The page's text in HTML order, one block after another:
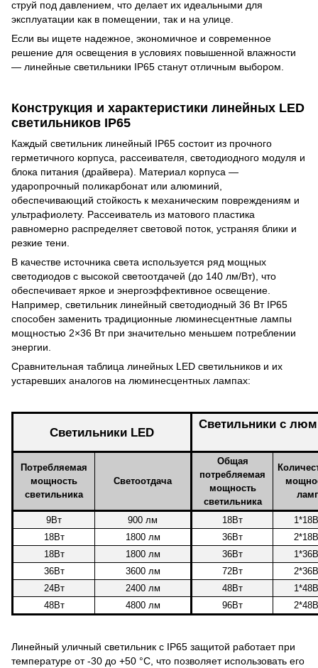
струй под давлением, что делает их идеальными для
эксплуатации как в помещении, так и на улице.
Если вы ищете надежное, экономичное и современное
решение для освещения в условиях повышенной влажности
— линейные светильники IP65 станут отличным выбором.
Конструкция и характеристики линейных LED
светильников IP65
Каждый светильник линейный IP65 состоит из прочного
герметичного корпуса, рассеивателя, светодиодного модуля и
блока питания (драйвера). Материал корпуса —
ударопрочный поликарбонат или алюминий,
обеспечивающий стойкость к механическим повреждениям и
ультрафиолету. Рассеиватель из матового пластика
равномерно распределяет световой поток, устраняя блики и
резкие тени.
В качестве источника света используется ряд мощных
светодиодов с высокой светоотдачей (до 140 лм/Вт), что
обеспечивает яркое и энергоэффективное освещение.
Например, светильник линейный светодиодный 36 Вт IP65
способен заменить традиционные люминесцентные лампы
мощностью 2×36 Вт при значительно меньшем потреблении
энергии.
Сравнительная таблица линейных LED светильников и их
устаревших аналогов на люминесцентных лампах:
Светильники LED
Светильники с
Потребляемая
мощность
светильника
Светоотдача
Общая
потребляемая
мощность
светильника
9Вт 900 лм 18Вт
18Вт
1800 лм 36Вт
18Вт
1800 лм 36Вт
36Вт
3600 лм 72Вт
24Вт
2400 лм 48Вт
48Вт
4800 лм 96Вт
Линейный уличный светильник с IP65 защитой работает при
температуре от -30 до +50 °C, что позволяет использовать его